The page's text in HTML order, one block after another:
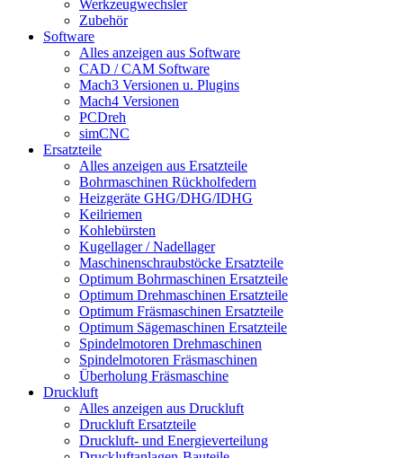
Werkzeugwechsler
Zubehör
Software
Alles anzeigen aus Software
CAD / CAM Software
Mach3 Versionen u. Plugins
Mach4 Versionen
PCDreh
simCNC
Ersatzteile
Alles anzeigen aus Ersatzteile
Bohrmaschinen Rückholfedern
Heizgeräte GHG/DHG/IDHG
Keilriemen
Kohlebürsten
Kugellager / Nadellager
Maschinenschraubstöcke Ersatzteile
Optimum Bohrmaschinen Ersatzteile
Optimum Drehmaschinen Ersatzteile
Optimum Fräsmaschinen Ersatzteile
Optimum Sägemaschinen Ersatzteile
Spindelmotoren Drehmaschinen
Spindelmotoren Fräsmaschinen
Überholung Fräsmaschine
Druckluft
Alles anzeigen aus Druckluft
Druckluft Ersatzteile
Druckluft- und Energieverteilung